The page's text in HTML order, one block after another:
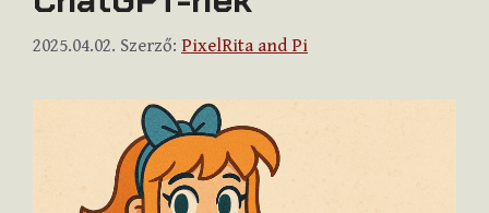
2025.04.02. Szerző: PixelRita and Pi